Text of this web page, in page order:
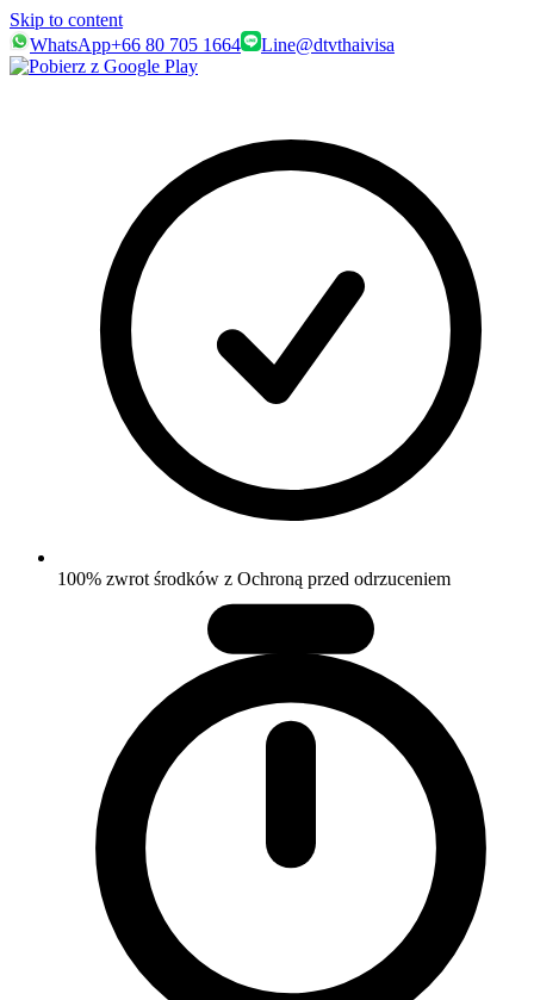
Skip to content
WhatsApp+66 80 705 1664 Line@dtvthaivisa
100% zwrot środków z Ochroną przed odrzuceniem